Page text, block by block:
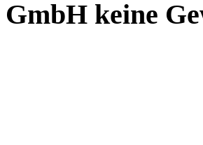
GmbH keine